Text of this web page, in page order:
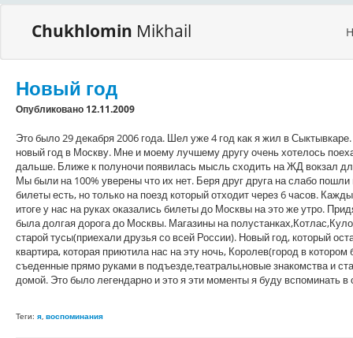
Chukhlomin Mikhail
Новый год
Опубликовано 12.11.2009
Это было 29 декабря 2006 года. Шел уже 4 год как я жил в
новый год в Москву. Мне и моему лучшему другу очень хотелось
дальше. Ближе к полуночи появилась мысль сходить на ЖД вокзал
Мы были на 100% уверены что их нет. Беря друг друга на слабо
билеты есть, но только на поезд который отходит через 6 часов.
итоге у нас на руках оказались билеты до Москвы на это же утро.
была долгая дорога до Москвы. Магазины на
старой тусы(приехали друзья со всей России). Новый год, который
квартира, которая приютила нас на эту ночь, Королев(город в
съеденные прямо руками в подъезде,театралы,новые знакомства и
домой. Это было легендарно и это я эти моменты я буду вспоминать в
Теги: я, воспоминания